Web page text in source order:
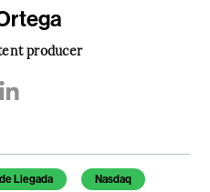
producer
Llegada Nasdaq